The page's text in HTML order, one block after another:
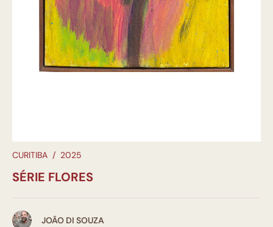
CURITIBA / 2025
SÉRIE FLORES
JOÃO DI SOUZA